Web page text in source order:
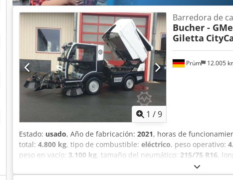
1 /9
Prüm 12.005
Barredora de
Bucher -
Giletta
Estado: usado, Año de fabricación: 2021, horas de
total: 4.800 kg, tipo de combustible: eléctrico, peso operativo:
peso en vacío: 3.100 kg, tamaño del neumático: 215/75 R16,
215/75 R16
215/75 R16 | 85%, velocidad máxima:50 km/h, Neumáticos